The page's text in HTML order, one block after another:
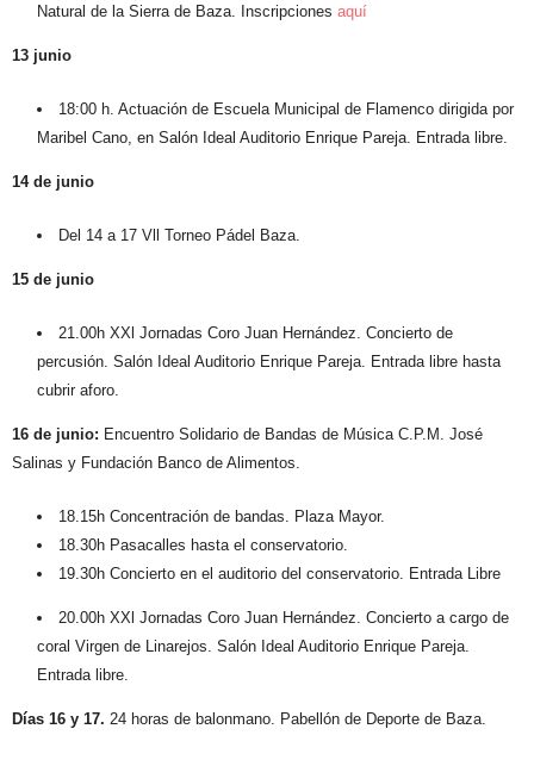
Natural de la Sierra de Baza. Inscripciones aquí
13 junio
18:00 h. Actuación de Escuela Municipal de Flamenco dirigida por
Maribel Cano, en Salón Ideal Auditorio Enrique Pareja. Entrada libre.
14 de junio
Del 14 a 17 Vll Torneo Pádel Baza.
15 de junio
21.00h XXl Jornadas Coro Juan Hernández. Concierto de
percusión. Salón Ideal Auditorio Enrique Pareja. Entrada libre hasta
cubrir aforo.
16 de junio: Encuentro Solidario de Bandas de Música C.P.M. José
Salinas y Fundación Banco de Alimentos.
18.15h Concentración de bandas. Plaza Mayor.
18.30h Pasacalles hasta el conservatorio.
19.30h Concierto en el auditorio del conservatorio. Entrada Libre
20.00h XXl Jornadas Coro Juan Hernández. Concierto a cargo de
coral Virgen de Linarejos. Salón Ideal Auditorio Enrique Pareja.
Entrada libre.
Días 16 y 17. 24 horas de balonmano. Pabellón de Deporte de Baza.